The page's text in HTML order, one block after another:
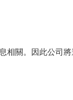
關。因此公司